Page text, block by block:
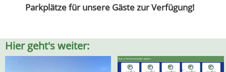
Parkplätze für unsere Gäste zur Verfügung!
Hier geht's weiter: